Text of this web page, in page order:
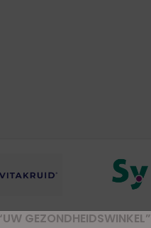
GEZONDHEIDSWINKEL”